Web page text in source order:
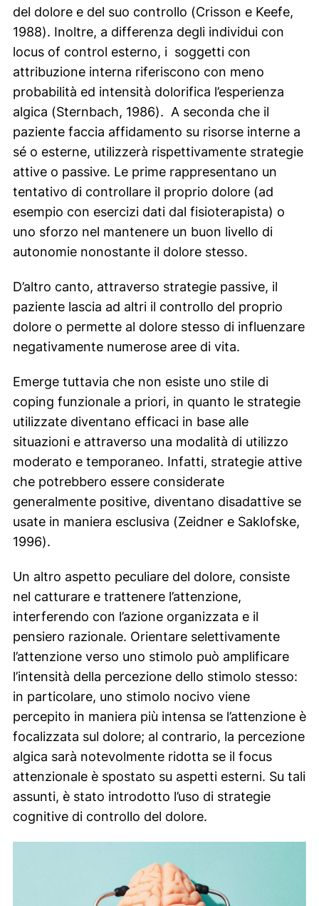
del dolore e del suo controllo (Crisson e Keefe,
1988). Inoltre, a differenza degli individui con
locus of control esterno, i soggetti con
attribuzione interna riferiscono con meno
probabilità ed intensità dolorifica l’esperienza
algica (Sternbach, 1986). A seconda che il
paziente faccia affidamento su risorse interne a
sé o esterne, utilizzerà rispettivamente strategie
attive o passive. Le prime rappresentano un
tentativo di controllare il proprio dolore (ad
esempio con esercizi dati dal fisioterapista) o
uno sforzo nel mantenere un buon livello di
autonomie nonostante il dolore stesso.
D’altro canto, attraverso strategie passive, il
paziente lascia ad altri il controllo del proprio
dolore o permette al dolore stesso di influenzare
negativamente numerose aree di vita.
Emerge tuttavia che non esiste uno stile di
coping funzionale a priori, in quanto le strategie
utilizzate diventano efficaci in base alle
situazioni e attraverso una modalità di utilizzo
moderato e temporaneo. Infatti, strategie attive
che potrebbero essere considerate
generalmente positive, diventano disadattive se
usate in maniera esclusiva (Zeidner e Saklofske,
1996).
Un altro aspetto peculiare del dolore, consiste
nel catturare e trattenere l’attenzione,
interferendo con l’azione organizzata e il
pensiero razionale. Orientare selettivamente
l’attenzione verso uno stimolo può amplificare
l’intensità della percezione dello stimolo stesso:
in particolare, uno stimolo nocivo viene
percepito in maniera più intensa se l’attenzione è
focalizzata sul dolore; al contrario, la percezione
algica sarà notevolmente ridotta se il focus
attenzionaleè spostato su aspetti esterni. Su tali
assunti, è stato introdotto l’uso di strategie
cognitive di controllo del dolore.